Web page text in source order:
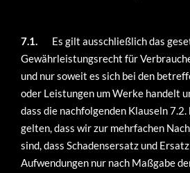
7.1. Es gilt ausschließlich das
Gewährleistungsrecht für
und nur soweit es sich bei den
oder Leistungen um Werke handelt
dass die nachfolgenden Klauseln 7.2.
gelten, dass wir zur mehrfachen
sind, dass Schadensersatz und
Aufwendungen nur nach Maßgabe